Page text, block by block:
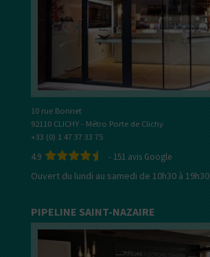
10 rue Bonnet
92110 CLICHY - Métro Porte de Clichy
+33 (0) 1 47 37 33 75
4.9 - 151 avis Google
Ouvert du lundi au samedi de 10h30 à 19h30
PIPELINE SAINT-NAZAIRE